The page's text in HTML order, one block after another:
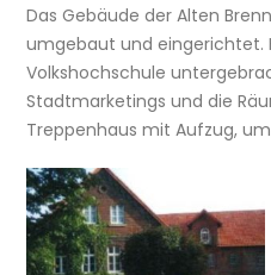
Das Gebäude der Alten
umgebaut und eingerichtet.
Volkshochschule
Stadtmarketings und die
Treppenhaus mit Aufzug,